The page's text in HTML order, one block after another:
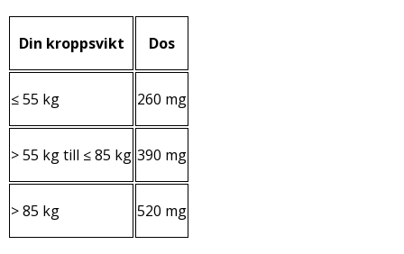
Din kroppsvikt Dos
≤ 55 kg 260 mg
> 55 kg till ≤ 85 kg 390 mg
> 85 kg 520 mg